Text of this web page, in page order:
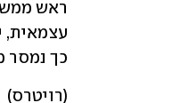
כך נמסר
(רויטרס)